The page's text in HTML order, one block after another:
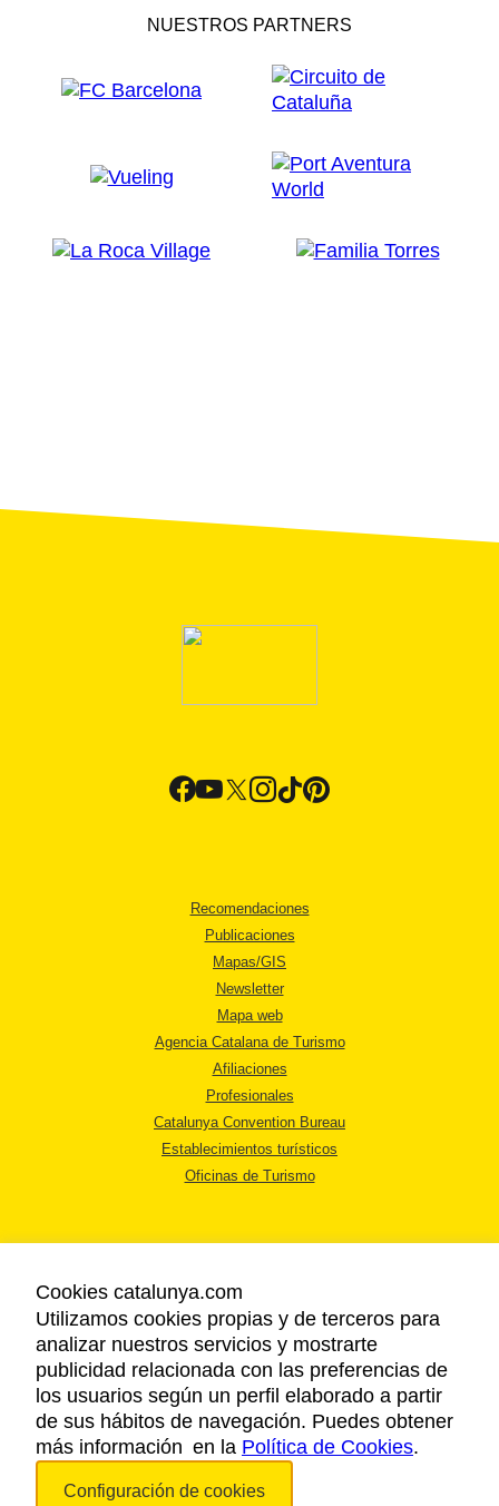
NUESTROS PARTNERS
Recomendaciones
Publicaciones
Mapas/GIS
Newsletter
Mapa web
Agencia Catalana de Turismo
Afiliaciones
Profesionales
Catalunya Convention Bureau
Establecimientos turísticos
Oficinas de Turismo
AVISO LEGAL
POLÍTICA DE PRIVACIDAD
COOKIES
ACCESSIBILIDAD
Copyright © 2026. Agencia Catalana de Turismo. Todos los derechos
Cookies catalunya.com
Utilizamos cookies propias y de terceros para
analizar nuestros servicios y mostrarte
publicidad relacionada con las preferencias de
los usuarios según un perfil elaborado a partir
de sus hábitos de navegación. Puedes obtener
más información en la Política de Cookies.
Configuración de cookies